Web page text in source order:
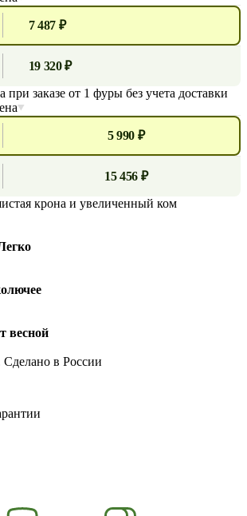
7 487 ₽
19 320 ₽
при заказе от 1 фуры без учета доставки
5 990 ₽
15 456 ₽
крона и увеличенный ком
весной
в России